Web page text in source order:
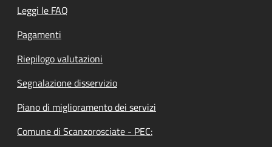
Leggi le FAQ
Pagamenti
Riepilogo valutazioni
Segnalazione disservizio
Piano di miglioramento dei servizi
Comune di Scanzorosciate - PEC: